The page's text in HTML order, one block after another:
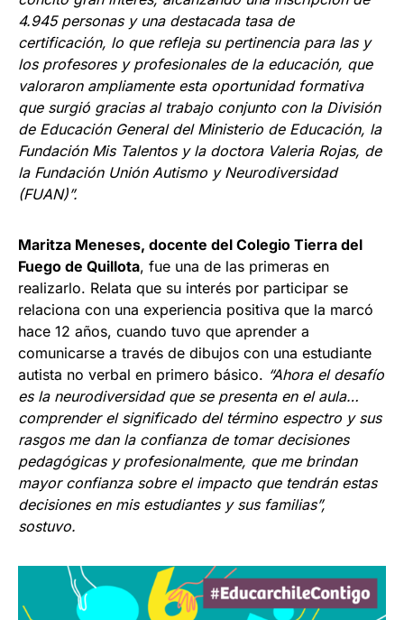
4.945 personas y una destacada tasa de
certificación, lo que refleja su pertinencia para las y
los profesores y profesionales de la educación, que
valoraron ampliamente esta oportunidad formativa
que surgió gracias al trabajo conjunto con la División
de Educación General del Ministerio de Educación, la
Fundación Mis Talentos y la doctora Valeria Rojas, de
la Fundación Unión Autismo y Neurodiversidad
(FUAN)”.
Maritza Meneses, docente del Colegio Tierra del
Fuego de Quillota, fue una de las primeras en
realizarlo. Relata que su interés por participar se
relaciona con una experiencia positiva que la marcó
hace 12 años, cuando tuvo que aprender a
comunicarse a través de dibujos con una estudiante
autista no verbal en primero básico. “Ahora el desafío
es la neurodiversidad que se presenta en el aula…
comprender el significado del término espectro y sus
rasgos me dan la confianza de tomar decisiones
pedagógicas y profesionalmente, que me brindan
mayor confianza sobre el impacto que tendrán estas
decisiones en mis estudiantes y sus familias”,
sostuvo.